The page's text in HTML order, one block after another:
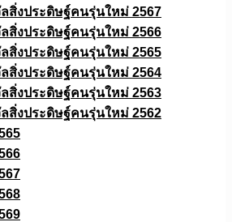
ลสิ่งประดิษฐ์คนรุ่นใหม่ 2567
ลสิ่งประดิษฐ์คนรุ่นใหม่ 2566
ลสิ่งประดิษฐ์คนรุ่นใหม่ 2565
ลสิ่งประดิษฐ์คนรุ่นใหม่ 2564
ลสิ่งประดิษฐ์คนรุ่นใหม่ 2563
ลสิ่งประดิษฐ์คนรุ่นใหม่ 2562